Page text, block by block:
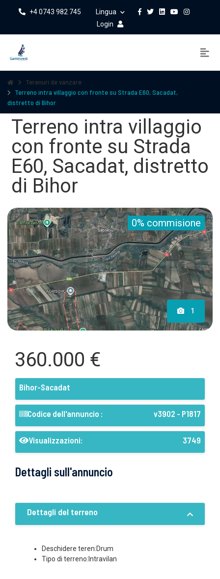
+4 0743 982 745
Lingua
Login
Terenuri de vanzare
Terreno intra villaggio con fronte su Strada E60, Sacadat,
distretto di Bihor
Terreno intra villaggio
con fronte su Strada
E60, Sacadat, distretto
di Bihor
0% commisione
1
360.000 €
Bihor-Sacadat
Codice dell'annuncio : v3902 - P1817
Visualizzazioni: 3749
Dettagli sull'annuncio
Dettagli del terreno
Deschidere teren:Drum
Tipo di terreno:Intravilan